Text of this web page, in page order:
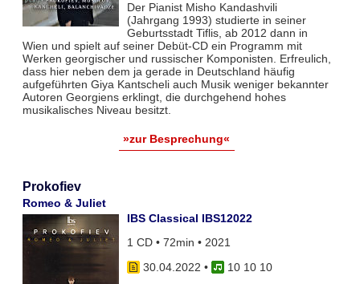
Der Pianist Misho Kandashvili
(Jahrgang 1993) studierte in seiner
Geburtsstadt Tiflis, ab 2012 dann in
Wien und spielt auf seiner Debüt-CD ein Programm mit
Werken georgischer und russischer Komponisten. Erfreulich,
dass hier neben dem ja gerade in Deutschland häufig
aufgeführten Giya Kantscheli auch Musik weniger bekannter
Autoren Georgiens erklingt, die durchgehend hohes
musikalisches Niveau besitzt.
»zur Besprechung«
Prokofiev
Romeo & Juliet
IBS Classical IBS12022
1 CD • 72min • 2021
30.04.2022 •
10 10 10